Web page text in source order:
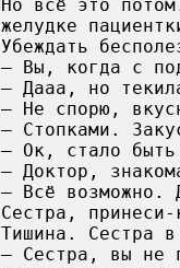
Но всё это
желудке
Убеждать
— Вы, когда с
— Дааа, но
— Не спорю,
— Стопками.
— Ок, стало быть
— Доктор,
— Всё возможно.
Сестра,
Тишина. Сестра
— Сестра, вы не